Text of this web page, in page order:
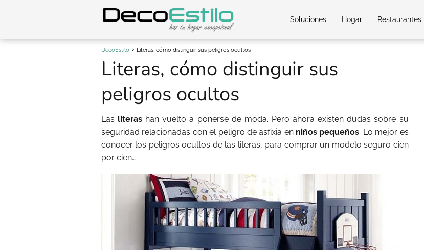
Soluciones Hogar Restaurantes
DecoEstilo Literas, cómo distinguir sus peligros ocultos
Literas, cómo distinguir sus
peligros ocultos
Las literas han vuelto a ponerse de moda. Pero ahora existen dudas sobre su
seguridad relacionadas con el peligro de asfixia en niños pequeños. Lo mejor es
conocer los peligros ocultos de las literas, para comprar un modelo seguro cien
por cien…